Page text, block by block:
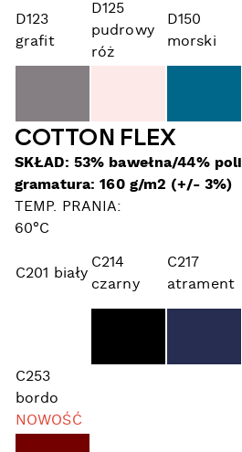
D123
grafit
D125
pudrowy
róż
D150
morski
COTTON FLEX
SKŁAD: 53% bawełna/44%
gramatura: 160 g/m2 (+/- 3%)
TEMP. PRANIA:
60°C
C201 biały
C214
czarny
C217
atrament
C253
bordo
NOWOŚĆ